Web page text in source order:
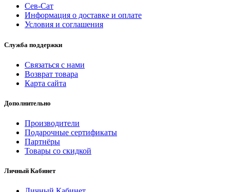
Сев-Сат
Информация о доставке и оплате
Условия и соглашения
Служба поддержки
Связаться с нами
Возврат товара
Карта сайта
Дополнительно
Производители
Подарочные сертификаты
Партнёры
Товары со скидкой
Личный Кабинет